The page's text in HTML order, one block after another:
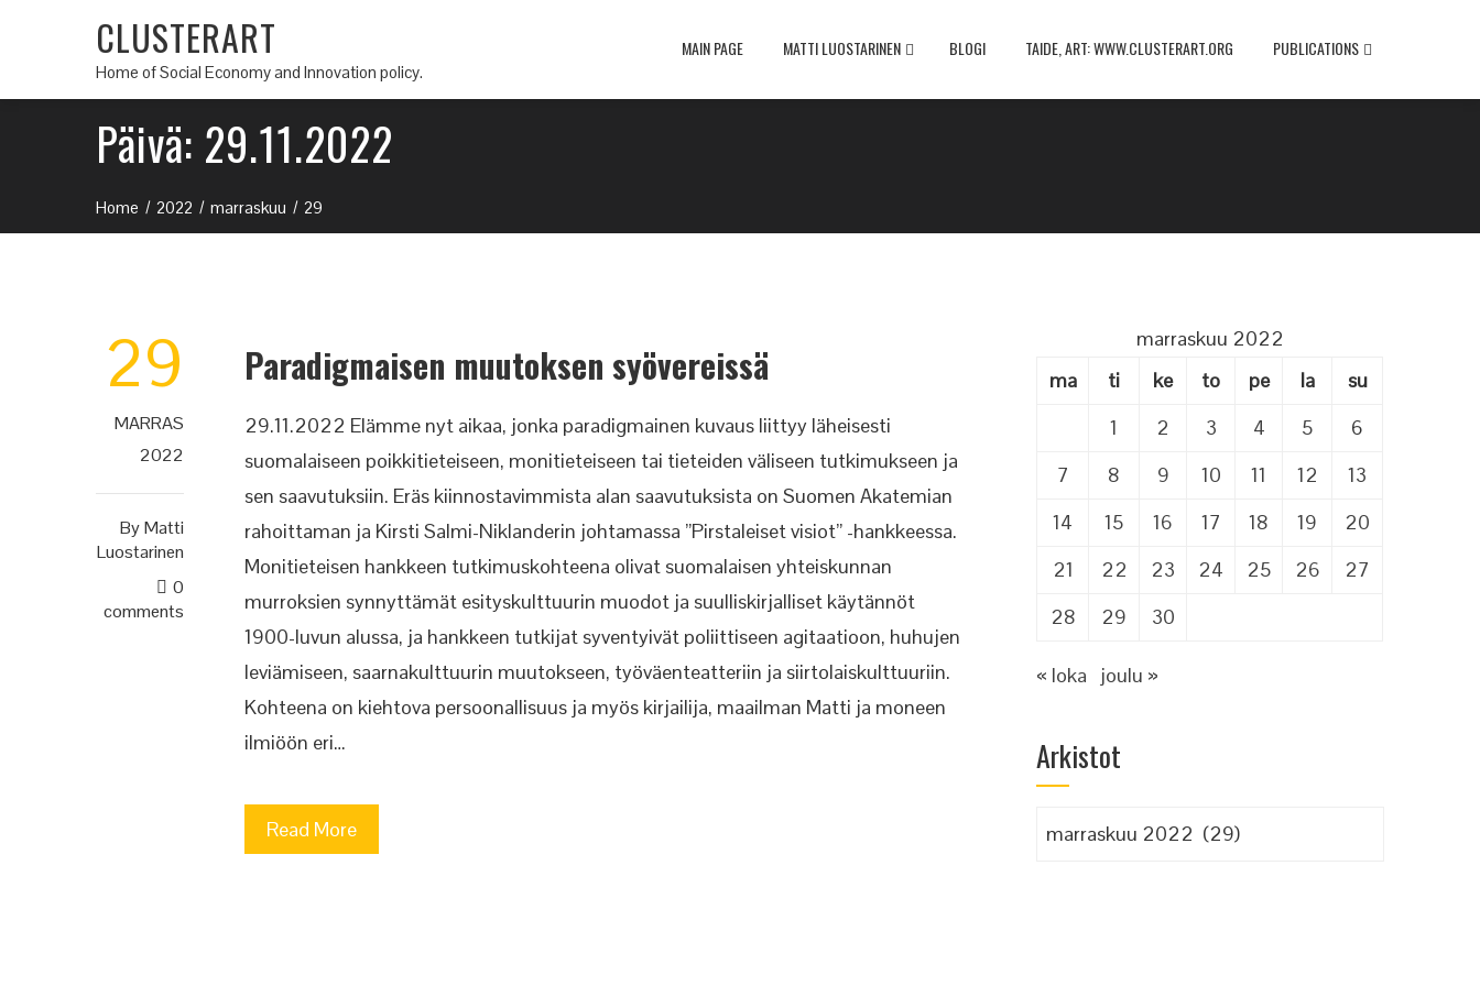
CLUSTERART
Home of Social Economy and Innovation policy.
MAIN PAGE MATTI LUOSTARINEN BLOGI TAIDE, ART: WWW.CLUSTERART.ORG PUBLICATIONS
Päivä: 29.11.2022
Home 2022 marraskuu 29
29
MARRAS
2022
ByMatti
Luostarinen
0
comments
Paradigmaisen muutoksen syövereissä
29.11.2022 Elämme nyt aikaa, jonka paradigmainen kuvaus liittyy läheisesti
suomalaiseen poikkitieteiseen, monitieteiseen tai tieteiden väliseen tutkimukseen ja
sen saavutuksiin. Eräs kiinnostavimmista alan saavutuksista on Suomen Akatemian
rahoittaman ja Kirsti Salmi-Niklanderin johtamassa ”Pirstaleiset visiot” -hankkeessa.
Monitieteisen hankkeen tutkimuskohteena olivat suomalaisen yhteiskunnan
murroksien synnyttämät esityskulttuurin muodot ja suulliskirjalliset käytännöt
1900-luvun alussa, ja hankkeen tutkijat syventyivät poliittiseen agitaatioon, huhujen
leviämiseen, saarnakulttuurin muutokseen, työväenteatteriin ja siirtolaiskulttuuriin.
Kohteena on kiehtova persoonallisuus ja myös kirjailija, maailman Matti ja moneen
ilmiöön eri…
Read More
marraskuu 2022
ma
ti ke to pe la
su
1
2 3 4 5
6
7
8 9 10 11 12
13
14
15 16 17 18 19
20
21
22 23 24 25 26
27
28
29 30
« loka joulu »
Arkistot